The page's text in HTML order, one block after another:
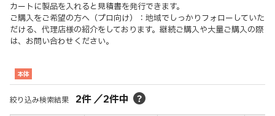
カートに製品を入れると見積書を発行できます。
ご購入をご希望の方へ（プロ向け）：地域でしっかりフォローしていた
だける、代理店様の紹介をしております。継続ご購入や大量ご購入の際
は、お問い合わせください。
本体
絞り込み検索結果 2件／2件中